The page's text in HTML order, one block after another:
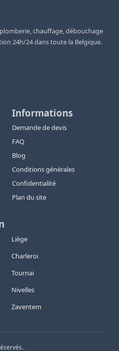
chauffage, débouchage
24h/24 dans toute la Belgique.
Informations
Demande de devis
FAQ
Blog
Conditions générales
Confidentialité
Plan du site
Liège
Charleroi
Tournai
Nivelles
Zaventem